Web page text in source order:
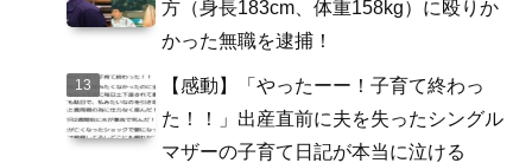
方（身長183cm、体重158kg）に殴りか
かった無職を逮捕！
【感動】「やったーー！子育て終わっ
た！！」出産直前に夫を失ったシングル
マザーの子育て日記が本当に泣ける